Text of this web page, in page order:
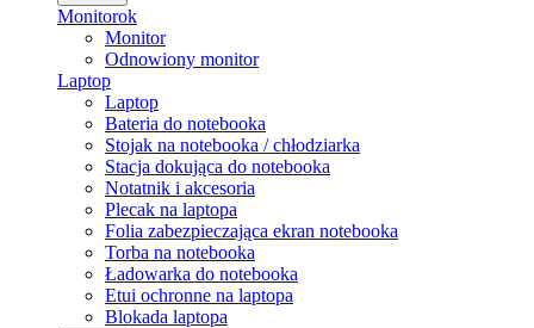
Monitorok
Monitor
Odnowiony monitor
Laptop
Laptop
Bateria do notebooka
Stojak na notebooka / chłodziarka
Stacja dokująca do notebooka
Notatnik i akcesoria
Plecak na laptopa
Folia zabezpieczająca ekran notebooka
Torba na notebooka
Ładowarka do notebooka
Etui ochronne na laptopa
Blokada laptopa